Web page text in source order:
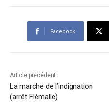
Facebook
Article précédent
La marche de l’indignation
(arrêt Flémalle)